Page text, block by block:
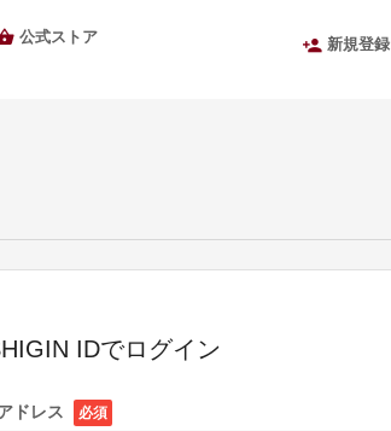
公式ストア 新規登録
IDでログイン
ドレス 必須